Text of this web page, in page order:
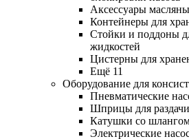
Аксессуары
Контейнеры для
Стойки и поддоны
жидкостей
Цистерны для
Ещё 11
Оборудование для
Пневматические
Шприцы для
Катушки со шлангом
Электрические